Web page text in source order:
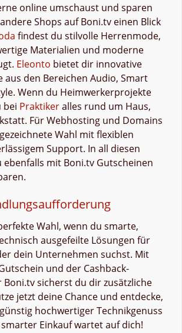
online umschaust und sparen
Shops auf Boni.tv einen Blick
findest du stilvolle Herrenmode,
Materialien und moderne
Eleonto bietet dir innovative
aus den Bereichen Audio, Smart
Wenn du Heimwerkerprojekte
bei Praktikeralles rund um Haus,
Für Webhosting und Domains
Wahl mit flexiblen
Support. In all diesen
ebenfalls mit Boni.tv Gutscheinen
Wahl, wenn du smarte,
ausgefeilte Lösungen für
dein Unternehmen suchst. Mit
und der Cashback-
sicherst du dir zusätzliche
jetzt deine Chance und entdecke,
hochwertiger Technikgenuss
Einkauf wartet auf dich!